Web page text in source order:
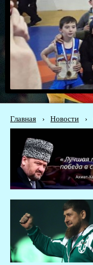
Главная › Новости ›